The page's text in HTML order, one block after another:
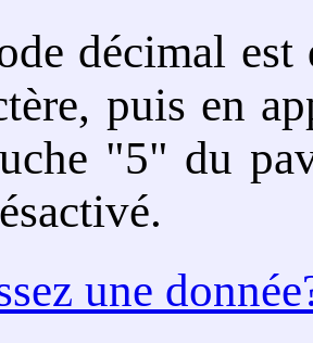
décimal
puis en
"5" du
une